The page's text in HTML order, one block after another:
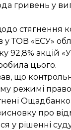
гривень у
стягнення
«ЕСУ»
92,8% акцій
цього.
що
режимі
про
у рішенні